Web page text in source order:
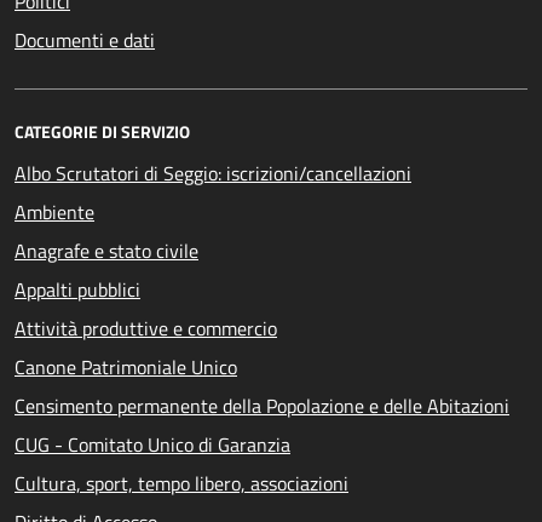
Documenti e dati
CATEGORIE DI SERVIZIO
Albo Scrutatori di Seggio: iscrizioni/cancellazioni
Ambiente
Anagrafe e stato civile
Appalti pubblici
Attività produttive e commercio
Canone Patrimoniale Unico
Censimento permanente della Popolazione e delle Abitazioni
CUG - Comitato Unico di Garanzia
Cultura, sport, tempo libero, associazioni